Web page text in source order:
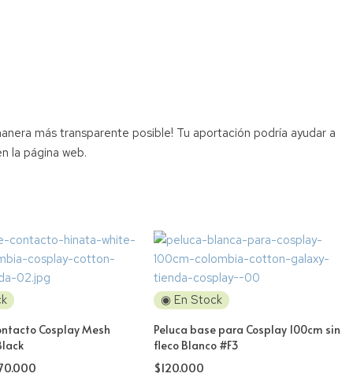
más transparente posible! Tu aportación podría ayudar a
la página web.
Cosplay Mesh
◉ En Stock
Peluca base para Cosplay 100cm sin
fleco Blanco #F3
$120.000